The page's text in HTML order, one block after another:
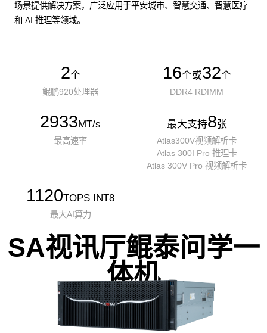
场景提供解决方案，广泛应用于平安城市、智慧交通、智慧医疗
和 AI 推理等领域。
2个
鲲鹏920处理器
16个或32个
DDR4 RDIMM
2933MT/s
最高速率
最大支持8张
Atlas300V视频解析卡
Atlas 300I Pro 推理卡
Atlas 300V Pro 视频解析卡
1120TOPS INT8
最大AI算力
SA视讯厅鲲泰问学一
体机